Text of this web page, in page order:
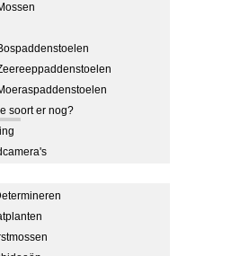
soort er nog?